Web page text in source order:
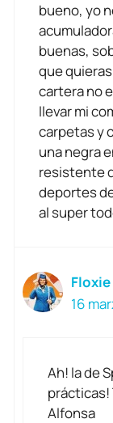
bueno, yo
buenas,
que
cartera no
llevar mi
carpetas y
una negra
resistente
deportes
al super
Floxie
16
Ah! la de
prácticas!
Alfonsa